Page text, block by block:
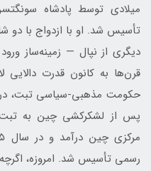
میلادی توسط پادشاه سونگتسن
تأسیس شد. او با ازدواج با دو
دیگری از نپال — زمینه‌ساز
قرن‌ها به کانون قدرت دالایی
پس از لشکرکشی چین به
رسمی تأسیس شد. امروزه،